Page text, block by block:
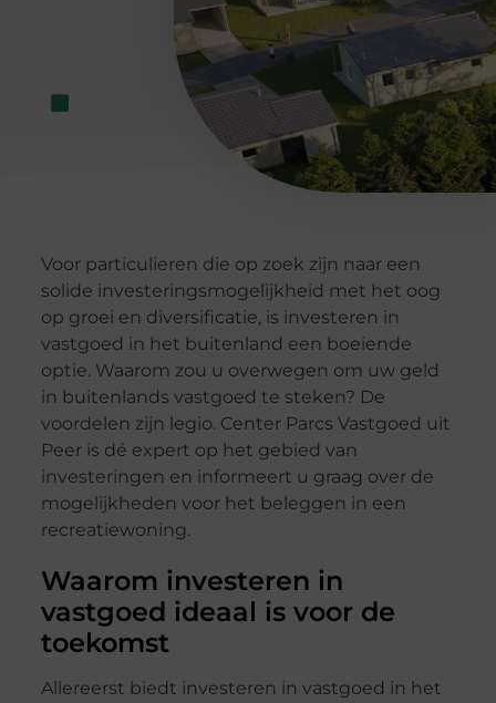
Voor particulieren die op zoek zijn naar een
solide investeringsmogelijkheid met het oog
op groei en diversificatie, is investeren in
vastgoed in het buitenland een boeiende
optie. Waarom zou u overwegen om uw geld
in buitenlands vastgoed te steken? De
voordelen zijn legio. Center Parcs Vastgoed uit
Peer is dé expert op het gebied van
investeringen en informeert u graag over de
mogelijkheden voor het beleggen in een
recreatiewoning.
Waarom investeren in
vastgoed ideaal is voor de
toekomst
Allereerst biedt investeren in vastgoed in het